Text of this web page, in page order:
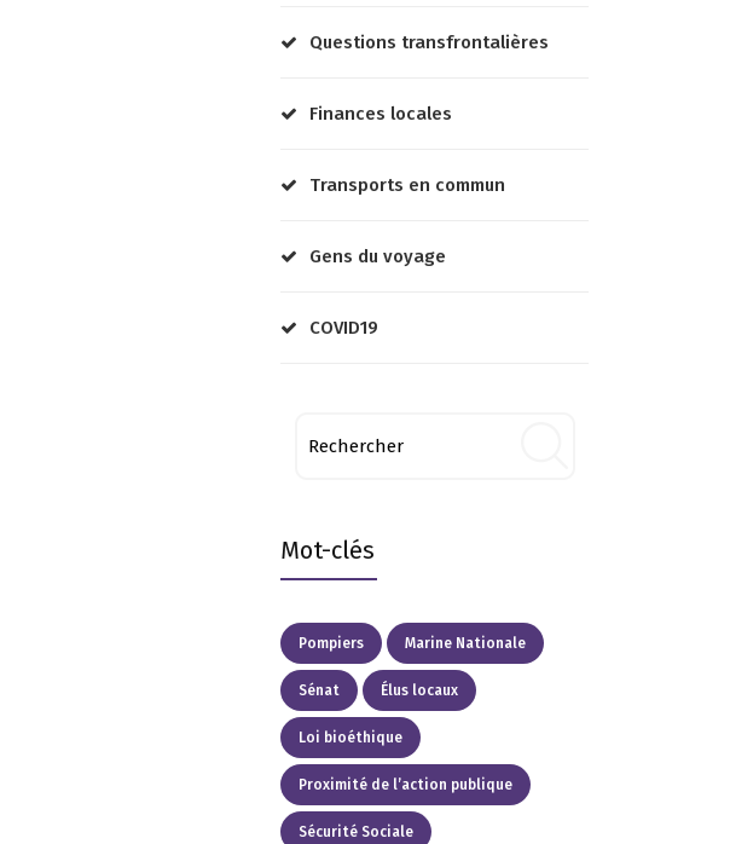
Questions transfrontalières
Finances locales
Transports en commun
Gens du voyage
COVID19
Mot-clés
Pompiers Marine Nationale
Sénat Élus locaux
Loi bioéthique
Proximité de l’action publique
Sécurité Sociale